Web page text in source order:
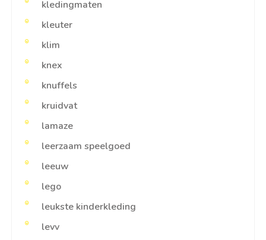
kledingmaten
kleuter
klim
knex
knuffels
kruidvat
lamaze
leerzaam speelgoed
leeuw
lego
leukste kinderkleding
levv